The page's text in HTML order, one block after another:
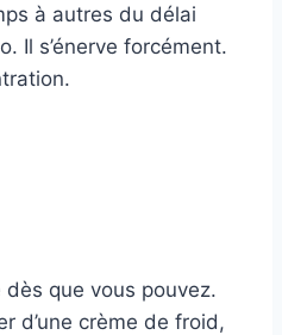
à autres du délai
Il s’énerve forcément.
que vous pouvez.
d’une crème de froid,